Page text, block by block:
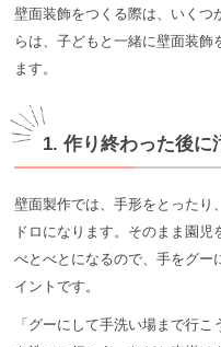
壁面装飾をつくる際は、いくつ
らは、子どもと一緒に壁面装飾
ます。
1. 作り終わった後に
壁面製作では、手形をとったり
ドロになります。そのまま園
べとべとになるので、手をグー
イントです。
「グーにして手洗い場まで行